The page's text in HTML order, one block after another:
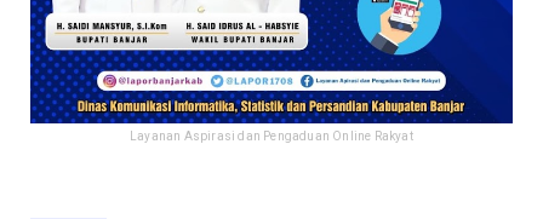
Layanan Aspirasi dan Pengaduan Online Rakyat